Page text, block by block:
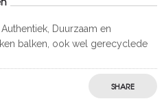
Duurzaam en
balken, ook wel gerecyclede
SHARE